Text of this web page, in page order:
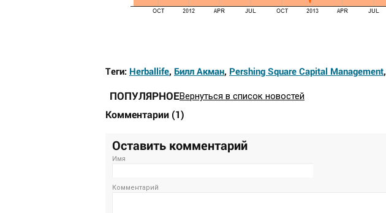
Теги: Herballife, Билл Акман, Pershing Square Capital Management,
ПОПУЛЯРНОЕВернуться в список новостей
Комментарии (1)
Оставить комментарий
Имя
Комментарий